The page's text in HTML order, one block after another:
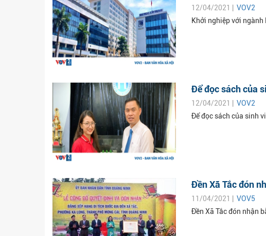
12/04/2021 | VOV2
Khởi nghiệp với
Để đọc sách của
12/04/2021 | VOV2
Để đọc sách của sinh
Đền Xã Tắc đón
11/04/2021 | VOV5
Đền Xã Tắc đón nhận